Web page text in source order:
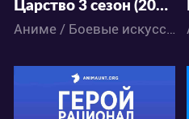
Царство 3 сезон (2020)
Аниме / Боевые искусства / Война / Драма / Исторический / Сёнэн / Экшен